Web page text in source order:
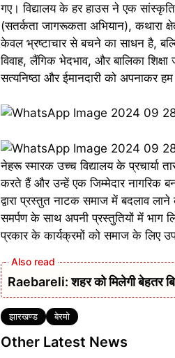
गए। विद्यालय के हर हाउस ने एक
(सतर्कता जागरूकता अभियान), कथारा
केवल भ्रष्टाचार से बचने का साधन है,
विवाह, लैंगिक भेदभाव, और बालिका
सत्यनिष्ठा और ईमानदारी को
नेहरू स्मारक उच्च विद्यालय के प्रचार्या
करते हैं और उन्हें एक जिम्मेदार नागरिक
द्वारा प्रस्तुत नाटक समाज में बदलाव
समर्पण के साथ अपनी प्रस्तुतियों में भाग
प्रकार के कार्यक्रमों को समाज के लिए
Raebareli: शहर को मिलेगी बेहतर
Tags
झारखण्ड बेरमो
Other Latest News